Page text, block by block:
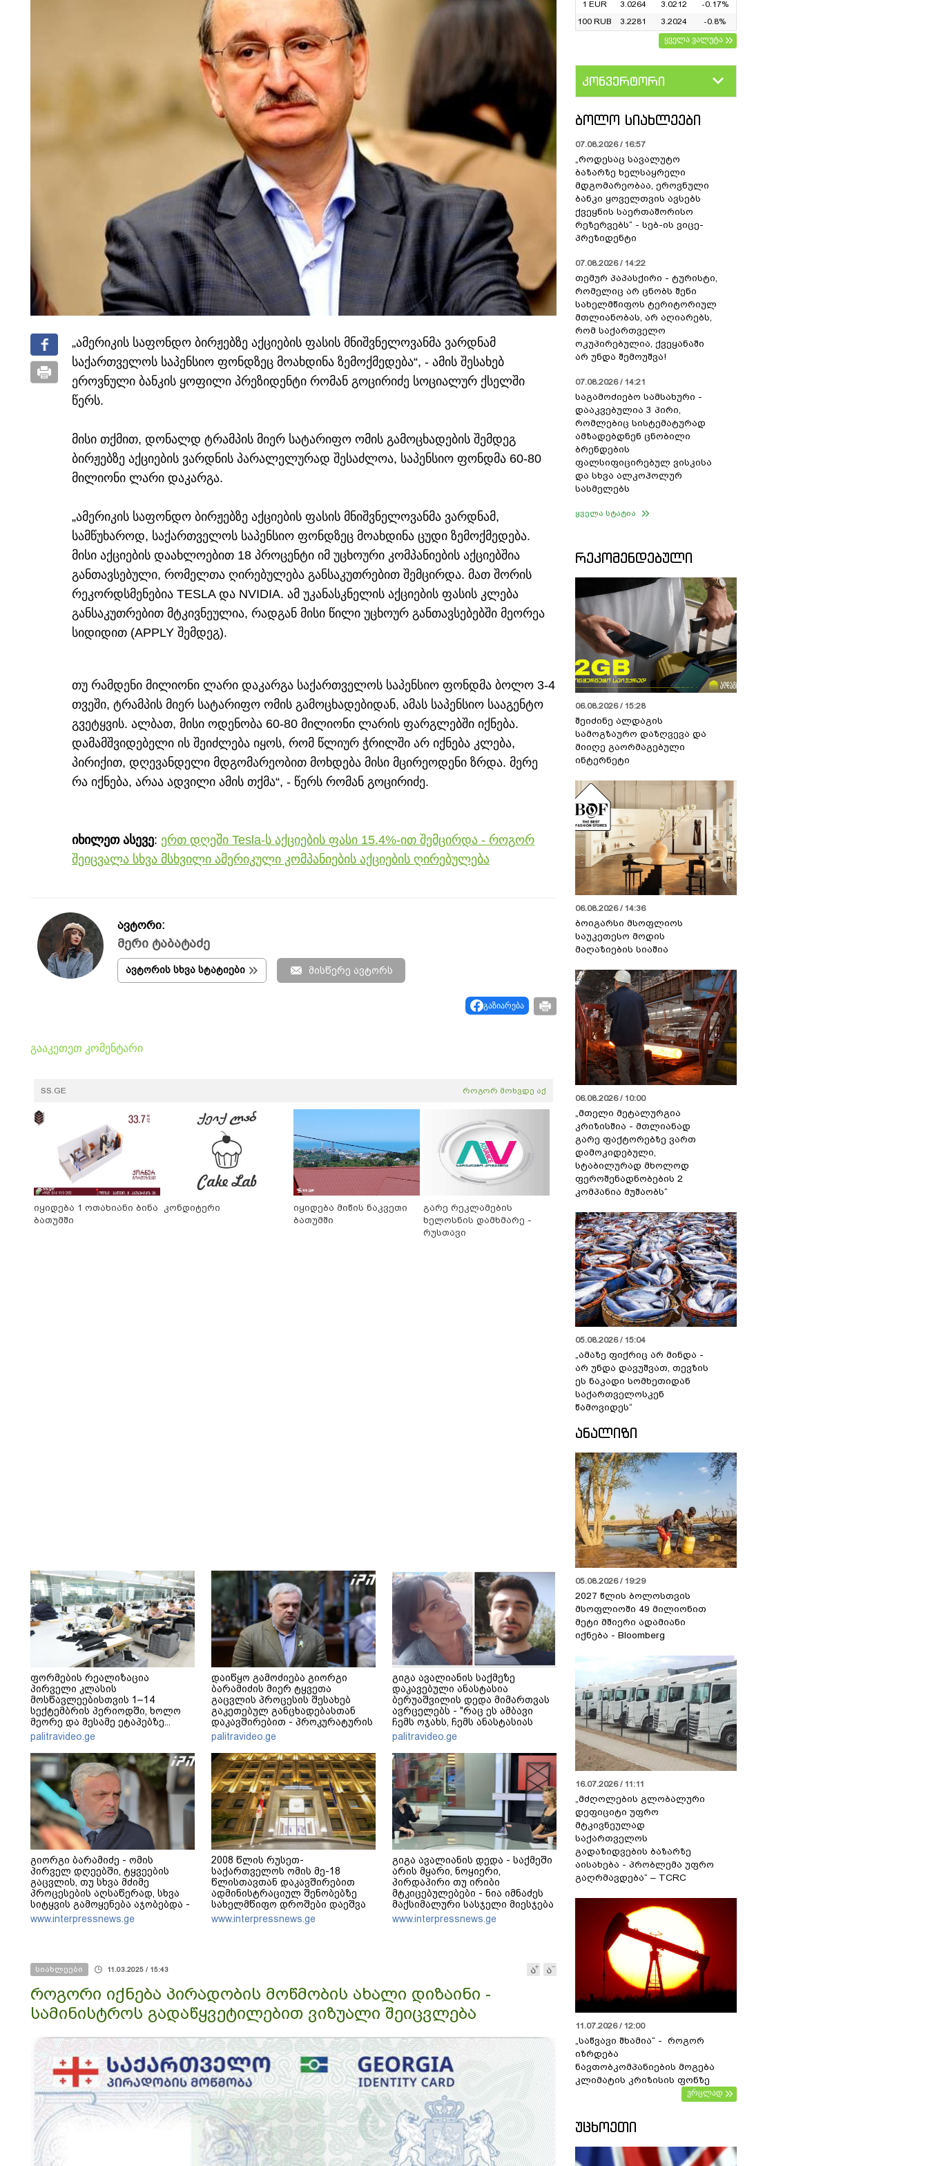
„ამერიკის საფონდო ბირჟებზე აქციების ფასის მნიშვნელოვანმა ვარდნამ
საქართველოს საპენსიო ფონდზეც მოახდინა ზემოქმედება“, - ამის შესახებ
ეროვნული ბანკის ყოფილი პრეზიდენტი რომან გოცირიძე სოციალურ ქსელში
წერს.
მისი თქმით, დონალდ ტრამპის მიერ სატარიფო ომის გამოცხადების შემდეგ
ბირჟებზე აქციების ვარდნის პარალელურად შესაძლოა, საპენსიო ფონდმა 60-80
მილიონი ლარი დაკარგა.
„ამერიკის საფონდო ბირჟებზე აქციების ფასის მნიშვნელოვანმა ვარდნამ,
სამწუხაროდ, საქართველოს საპენსიო ფონდზეც მოახდინა ცუდი ზემოქმედება.
მისი აქციების დაახლოებით 18 პროცენტი იმ უცხოური კომპანიების აქციებშია
განთავსებული, რომელთა ღირებულება განსაკუთრებით შემცირდა. მათ შორის
რეკორდსმენებია TESLA და NVIDIA. ამ უკანასკნელის აქციების ფასის კლება
განსაკუთრებით მტკივნეულია, რადგან მისი წილი უცხოურ განთავსებებში მეორეა
სიდიდით (APPLY შემდეგ).
თუ რამდენი მილიონი ლარი დაკარგა საქართველოს საპენსიო ფონდმა ბოლო 3-4
თვეში, ტრამპის მიერ სატარიფო ომის გამოცხადებიდან, ამას საპენსიო სააგენტო
გვეტყვის. ალბათ, მისი ოდენობა 60-80 მილიონი ლარის ფარგლებში იქნება.
დამამშვიდებელი ის შეიძლება იყოს, რომ წლიურ ჭრილში არ იქნება კლება,
პირიქით, დღევანდელი მდგომარეობით მოხდება მისი მცირეოდენი ზრდა. მერე
რა იქნება, არაა ადვილი ამის თქმა“, - წერს რომან გოცირიძე.
იხილეთ ასევე: ერთ დღეში Tesla-ს აქციების ფასი 15.4%-ით შემცირდა - როგორ
შეიცვალა სხვა მსხვილი ამერიკული კომპანიების აქციების ღირებულება
ავტორი:
მერი ტაბატაძე
ავტორის სხვა სტატიები მისწერე ავტორს
გაზიარება
გააკეთეთ კომენტარი
SS.GE როგორ მოხვდე აქ
იყიდება 1 ოთახიანი ბინა
ბათუმში
კონდიტერი
იყიდება მიწის ნაკვეთი
ბათუმში
გარე რეკლამების
ხელოსნის დამხმარე -
რუსთავი
ფორმების რეალიზაცია
პირველი კლასის
მოსწავლეებისთვის 1–14
სექტემბრის პერიოდში, ხოლო
მეორე და მესამე ეტაპებზე...
palitravideo.ge
დაიწყო გამოძიება გიორგი
ბარამიძის მიერ ტყვეთა
გაცვლის პროცესის შესახებ
გაკეთებულ განცხადებასთან
დაკავშირებით - პროკურატურის
განცხადება
palitravideo.ge
გიგა ავალიანის საქმეზე
დაკავებული ანასტასია
ბერუაშვილის დედა მიმართვას
ავრცელებს - "რაც ეს ამბავი
ჩემს ოჯახს, ჩემს ანასტასიას
გადახდა თავს, მის მერე მე მე
არ ვარ"
palitravideo.ge
გიორგი ბარამიძე - ომის
პირველ დღეებში, ტყვეების
გაცვლის, თუ სხვა მძიმე
პროცესების აღსაწერად, სხვა
სიტყვის გამოყენება აჯობებდა -
არასდროს მითქვამს, რომ
ჩვენები ხელებაწეულს ან
www.interpressnews.ge
2008 წლის რუსეთ-
საქართველოს ომის მე-18
წლისთავთან დაკავშირებით
ადმინისტრაციულ შენობებზე
სახელმწიფო დროშები დაეშვა
www.interpressnews.ge
გიგა ავალიანის დედა - საქმეში
არის მყარი, ნოყიერი,
პირდაპირი თუ ირიბი
მტკიცებულებები - ნია იმნაძეს
მაქსიმალური სასჯელი მიესჯება
- ჩვენ ნია იმნაძეს არ ვედავებით
იმას, რომ ეუბნება: “წადი,
www.interpressnews.ge
სიახლეები 11.03.2025 / 15:43
როგორი იქნება პირადობის მოწმობის ახალი დიზაინი -
სამინისტროს გადაწყვეტილებით ვიზუალი შეიცვლება
1 EUR
3.0264 3.0212
-0.17%
100 RUB
3.2281 3.2024
-0.8%
ყველა ვალუტა
კონვერტორი
ᲑᲝᲚᲝ ᲡᲘᲐᲮᲚᲔᲔᲑᲘ
07.08.2026 / 16:57
„როდესაც სავალუტო
ბაზარზე ხელსაყრელი
მდგომარეობაა, ეროვნული
ბანკი ყოველთვის ავსებს
ქვეყნის საერთაშორისო
რეზერვებს“ - სებ-ის ვიცე-
პრეზიდენტი
07.08.2026 / 14:22
თემურ პაპასქირი - ტურისტი,
რომელიც არ ცნობს შენი
სახელმწიფოს ტერიტორიულ
მთლიანობას, არ აღიარებს,
რომ საქართველო
ოკუპირებულია, ქვეყანაში
არ უნდა შემოუშვა!
07.08.2026 / 14:21
საგამოძიებო სამსახური -
დააკვებულია 3 პირი,
რომლებიც სისტემატურად
ამზადებდნენ ცნობილი
ბრენდების
ფალსიფიცირებულ ვისკისა
და სხვა ალკოჰოლურ
სასმელებს
ყველა სტატია
ᲠᲔᲙᲝᲛᲔᲜᲓᲔᲑᲣᲚᲘ
06.08.2026 / 15:28
შეიძინე ალდაგის
სამოგზაურო დაზღვევა და
მიიღე გაორმაგებული
ინტერნეტი
06.08.2026 / 14:36
ბოიგარსი მსოფლიოს
საუკეთესო მოდის
მაღაზიების სიაშია
06.08.2026 / 10:00
„მთელი მეტალურგია
კრიზისშია - მთლიანად
გარე ფაქტორებზე ვართ
დამოკიდებული,
სტაბილურად მხოლოდ
ფეროშენადნობების 2
კომპანია მუშაობს“
05.08.2026 / 15:04
„ამაზე ფიქრიც არ მინდა -
არ უნდა დავუშვათ, თევზის
ეს ნაკადი სომხეთიდან
საქართველოსკენ
წამოვიდეს“
ᲐᲜᲐᲚᲘᲖᲘ
05.08.2026 / 19:29
2027 წლის ბოლოსთვის
მსოფლიოში 49 მილიონით
მეტი მშიერი ადამიანი
იქნება - Bloomberg
16.07.2026 / 11:11
„მძღოლების გლობალური
დეფიციტი უფრო
მტკივნეულად
საქართველოს
გადაზიდვების ბაზარზე
აისახება - პრობლემა უფრო
გაღრმავდება“ – TCRC
11.07.2026 / 12:00
„საწვავი შხამია“ - როგორ
იზრდება
ნავთობკომპანიების მოგება
კლიმატის კრიზისის ფონზე
ვრცლად
ᲣᲪᲮᲝᲔᲗᲘ